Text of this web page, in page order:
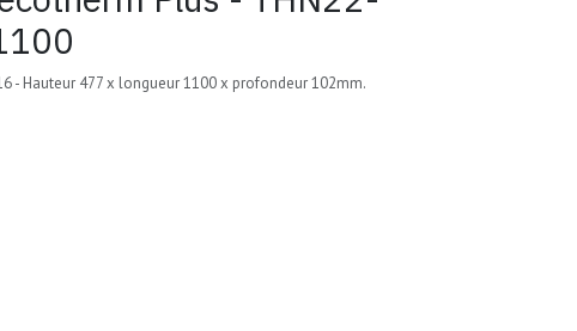
- Hauteur 477 x longueur 1100 x profondeur 102mm.